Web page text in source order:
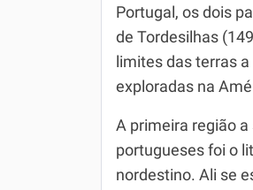
Simulador SiSU
Física
Química
Todos os Exercícios
Portugal, os dois
de Tordesilhas
limites das terras
exploradas na
A primeira região
portugueses foi o
nordestino. Ali se